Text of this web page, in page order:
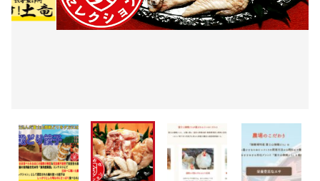
新発売！
「seira」×「土竜」コラボ商品
ラッピング
その他